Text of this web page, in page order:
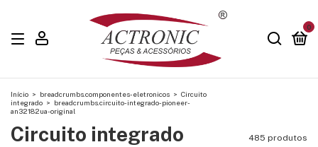
0
Início > breadcrumbs.componentes-eletronicos > Circuito
integrado > breadcrumbs.circuito-integrado-pioneer-
an32182ua-original
Circuito integrado 485 produtos